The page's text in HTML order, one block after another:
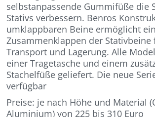
selbstanpassende Gummifüße die
Stativs verbessern. Benros
umklappbaren Beine ermöglicht
Zusammenklappen der Stativbeine
Transport und Lagerung. Alle
einer Tragetasche und einem
Stachelfüße geliefert. Die neue
verfügbar
Preise: je nach Höhe und Material
Aluminium) von 225 bis 310 Euro